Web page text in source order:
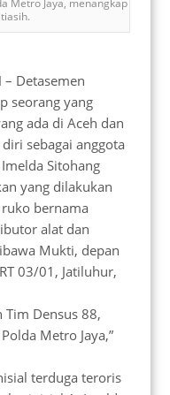
Metro Jaya, menangkap
– Detasemen
seorang yang
ada di Aceh dan
sebagai anggota
Sitohang
yang dilakukan
bernama
alat dan
Mukti, depan
03/01, Jatiluhur,
Tim Densus 88,
Metro Jaya,”
terduga teroris